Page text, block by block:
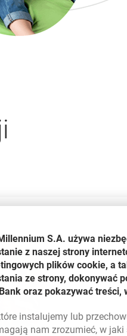
S.A. używa
z naszej strony
plików cookie, a
ze strony, dokonywać
oraz pokazywać
instalujemy lub
nam zrozumieć, w